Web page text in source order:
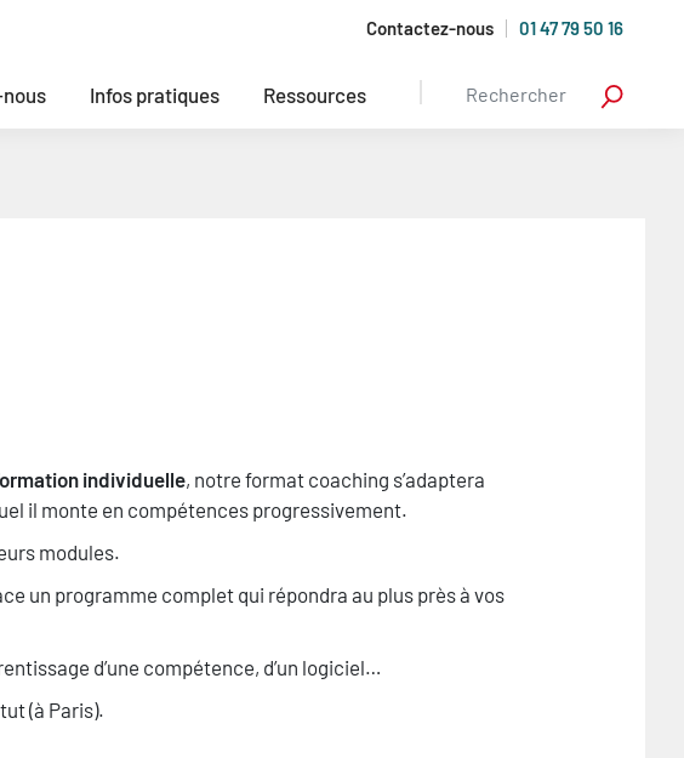
Contactez-nous 01 47 79 50 16
Infos pratiques Ressources
individuelle, notre format coaching s’adaptera
il monte en compétences progressivement.
modules.
un programme complet qui répondra au plus près à vos
d’une compétence, d’un logiciel…
(à Paris).